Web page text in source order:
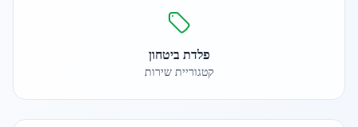
פלדת ביטחון
קטגוריית שירות